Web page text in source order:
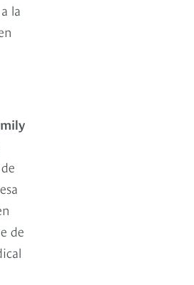
la
de